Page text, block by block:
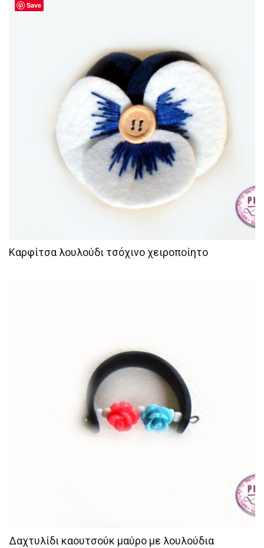
Καρφίτσα λουλούδι τσόχινο χειροποίητο
Δαχτυλίδι καουτσούκ μαύρο με λουλούδια
Save